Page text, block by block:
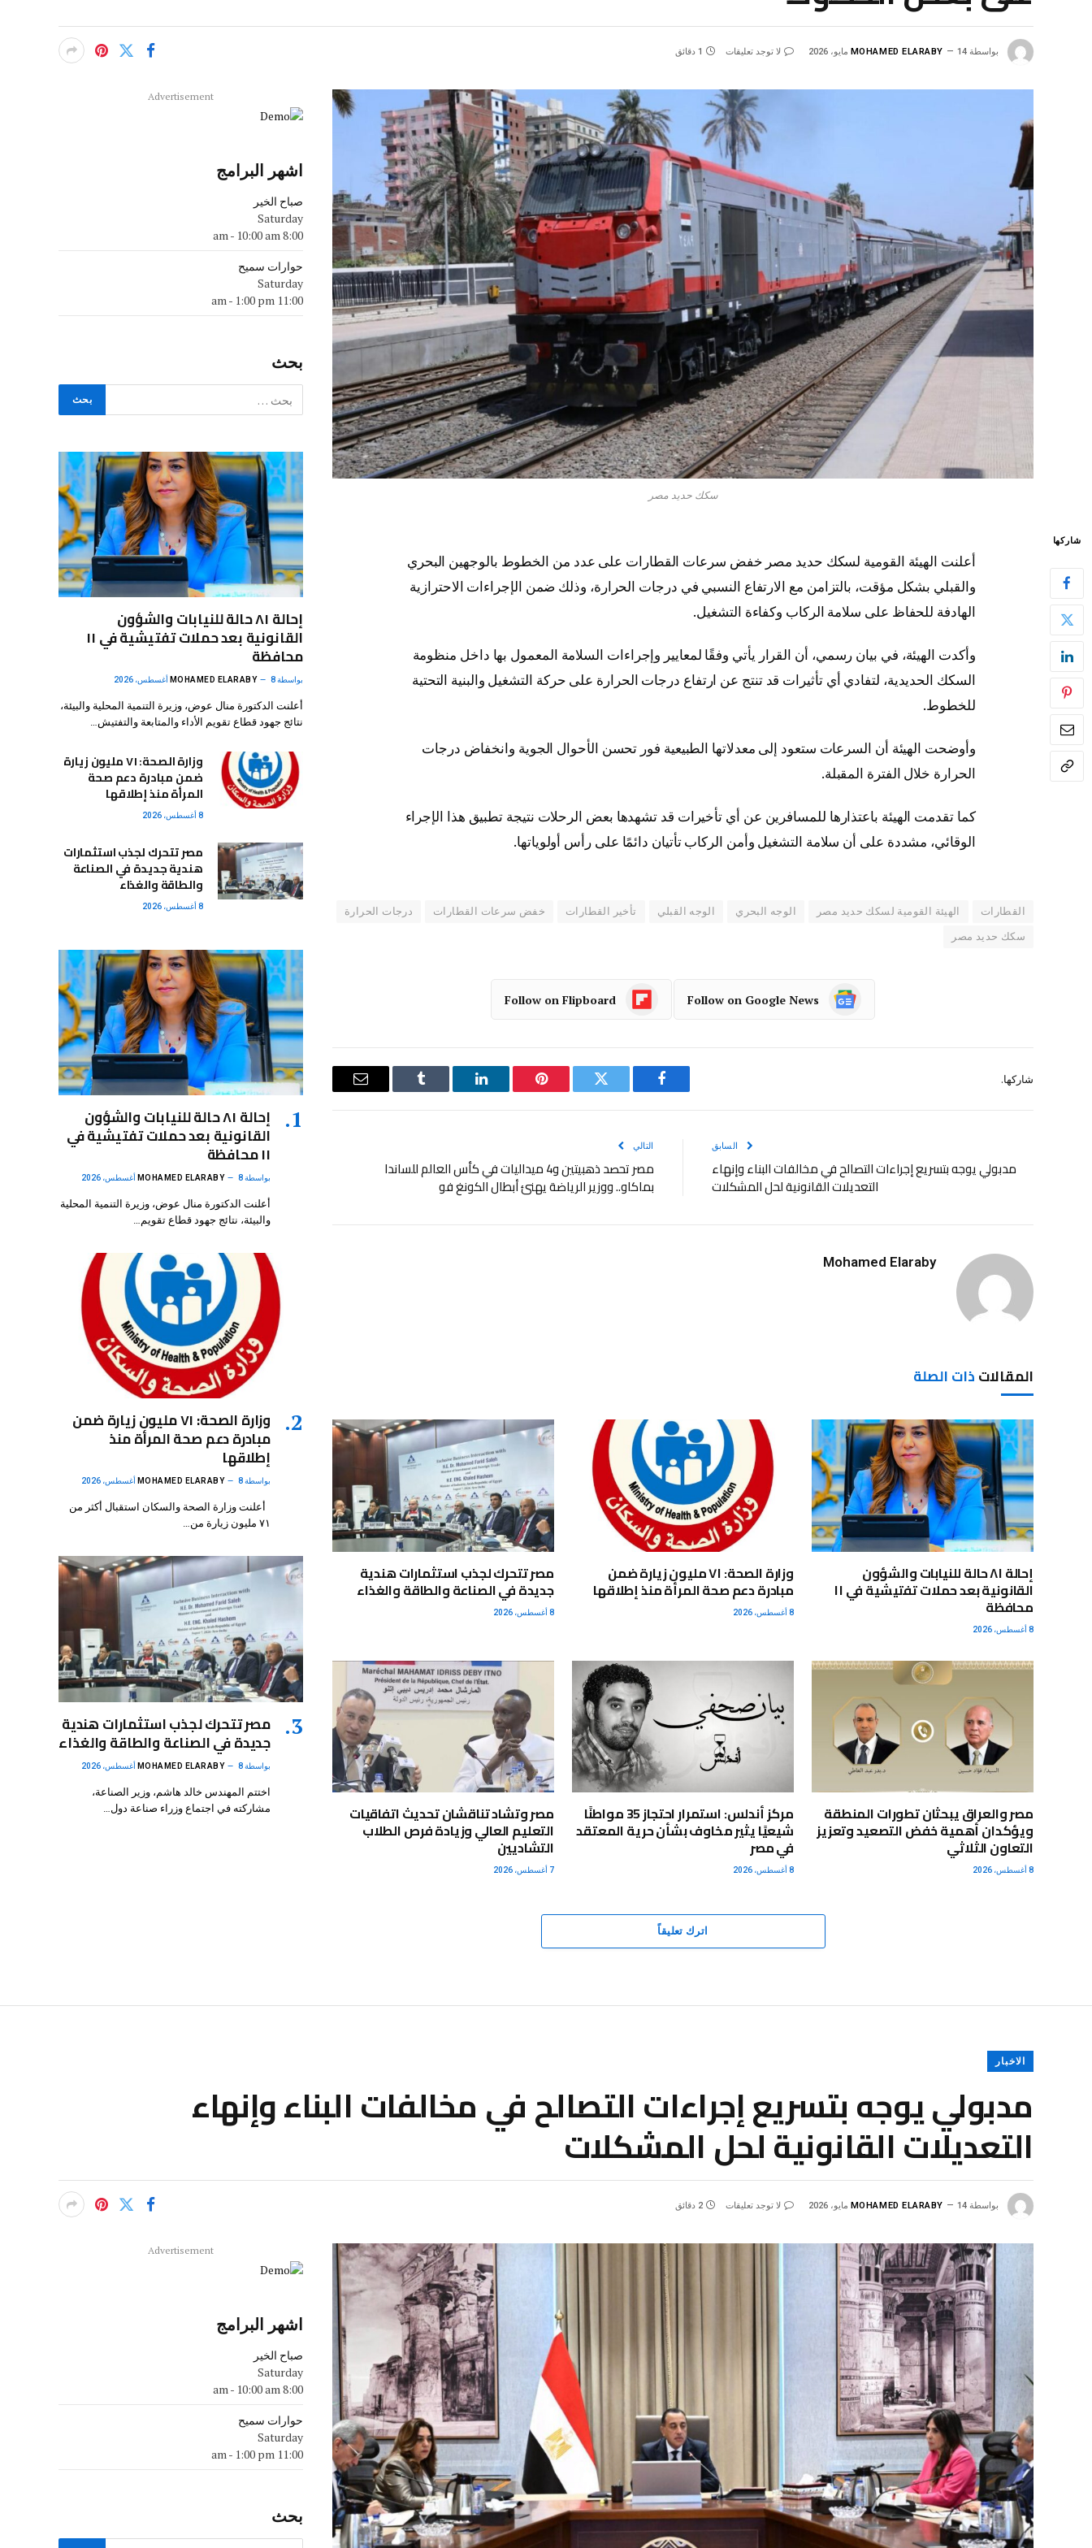
بواسطة MOHAMED ELARABY 14 مايو، 2026 لا توجد تعليقات 1 دقائق
سكك حديد مصر
شاركها
أعلنت الهيئة القومية لسكك حديد مصر خفض سرعات القطارات على عدد من الخطوط بالوجهين البحري
والقبلي بشكل مؤقت، بالتزامن مع الارتفاع النسبي في درجات الحرارة، وذلك ضمن الإجراءات الاحترازية
الهادفة للحفاظ على سلامة الركاب وكفاءة التشغيل.
وأكدت الهيئة، في بيان رسمي، أن القرار يأتي وفقًا لمعايير وإجراءات السلامة المعمول بها داخل منظومة
السكك الحديدية، لتفادي أي تأثيرات قد تنتج عن ارتفاع درجات الحرارة على حركة التشغيل والبنية التحتية
للخطوط.
وأوضحت الهيئة أن السرعات ستعود إلى معدلاتها الطبيعية فور تحسن الأحوال الجوية وانخفاض درجات
الحرارة خلال الفترة المقبلة.
كما تقدمت الهيئة باعتذارها للمسافرين عن أي تأخيرات قد تشهدها بعض الرحلات نتيجة تطبيق هذا الإجراء
الوقائي، مشددة على أن سلامة التشغيل وأمن الركاب تأتيان دائمًا على رأس أولوياتها.
القطارات الهيئة القومية لسكك حديد مصر الوجه البحري الوجه القبلي تأخير القطارات خفض سرعات القطارات درجات الحرارة
سكك حديد مصر
Follow on Google News
Follow on Flipboard
شاركها.
فيسبوك
تويتر بينتيريستلينكدإن Tumblr
البريد
السابق
مدبولي يوجه بتسريع إجراءات التصالح في مخالفات البناء وإنهاء
التعديلات القانونية لحل المشكلات
التالي
مصر تحصد ذهبيتين و4 ميداليات في كأس العالم للساندا
بماكاو.. ووزير الرياضة يهنئ أبطال الكونغ فو
Mohamed Elaraby
المقالاتذات الصلة
إحالة ٨١ حالة للنيابات والشؤون
القانونية بعد حملات تفتيشية في ١١
محافظة
8 أغسطس، 2026
وزارة الصحة: ٧١ مليون زيارة ضمن
مبادرة دعم صحة المرأة منذ إطلاقها
8 أغسطس، 2026
مصر تتحرك لجذب استثمارات هندية
جديدة في الصناعة والطاقة والغذاء
8 أغسطس، 2026
مصر والعراق يبحثان تطورات المنطقة
ويؤكدان أهمية خفض التصعيد وتعزيز
التعاون الثلاثي
8 أغسطس، 2026
مركز أندلس: استمرار احتجاز 35 مواطنًا
شيعيًا يثير مخاوف بشأن حرية المعتقد
في مصر
8 أغسطس، 2026
مصر وتشاد تناقشان تحديث اتفاقيات
التعليم العالي وزيادة فرص الطلاب
التشاديين
7 أغسطس، 2026
اترك تعليقاً
Advertisement
اشهر البرامج
صباح الخير
Saturday
8:00 am
- 10:00 am
حوارات سميح
Saturday
11:00 am
- 1:00 pm
بحث
إحالة ٨١ حالة للنيابات والشؤون
القانونية بعد حملات تفتيشية في ١١
محافظة
بواسطة MOHAMED ELARABY 8 أغسطس، 2026
أعلنت الدكتورة منال عوض، وزيرة التنمية المحلية والبيئة،
نتائج جهود قطاع تقويم الأداء والمتابعة والتفتيش…
وزارة الصحة: ٧١ مليون زيارة
ضمن مبادرة دعم صحة
المرأة منذ إطلاقها
8 أغسطس، 2026
مصر تتحرك لجذب استثمارات
هندية جديدة في الصناعة
والطاقة والغذاء
8 أغسطس، 2026
إحالة ٨١ حالة للنيابات والشؤون
القانونية بعد حملات تفتيشية في
١١ محافظة
بواسطة MOHAMED ELARABY 8 أغسطس، 2026
أعلنت الدكتورة منال عوض، وزيرة التنمية المحلية
والبيئة، نتائج جهود قطاع تقويم…
وزارة الصحة: ٧١ مليون زيارة ضمن
مبادرة دعم صحة المرأة منذ
إطلاقها
بواسطة MOHAMED ELARABY 8 أغسطس، 2026
أعلنت وزارة الصحة والسكان استقبال أكثر من
٧١ مليون زيارة من…
مصر تتحرك لجذب استثمارات هندية
جديدة في الصناعة والطاقة والغذاء
بواسطة MOHAMED ELARABY 8 أغسطس، 2026
اختتم المهندس خالد هاشم، وزير الصناعة،
مشاركته في اجتماع وزراء صناعة دول…
الاخبار
مدبولي يوجه بتسريع إجراءات التصالح في مخالفات البناء وإنهاء
التعديلات القانونية لحل المشكلات
بواسطة MOHAMED ELARABY 14 مايو، 2026 لا توجد تعليقات 2 دقائق
Advertisement
اشهر البرامج
صباح الخير
Saturday
8:00 am
- 10:00 am
حوارات سميح
Saturday
11:00 am
- 1:00 pm
بحث